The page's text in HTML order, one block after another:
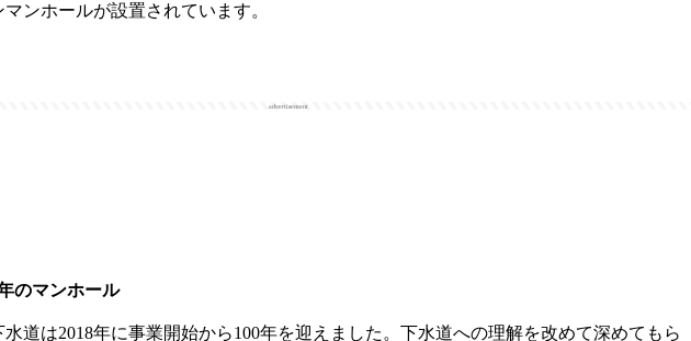
ンホールが設置されています。
advertisement
のマンホール
道は2018年に事業開始から100年を迎えました。下水道への理解を改めて深めてもら